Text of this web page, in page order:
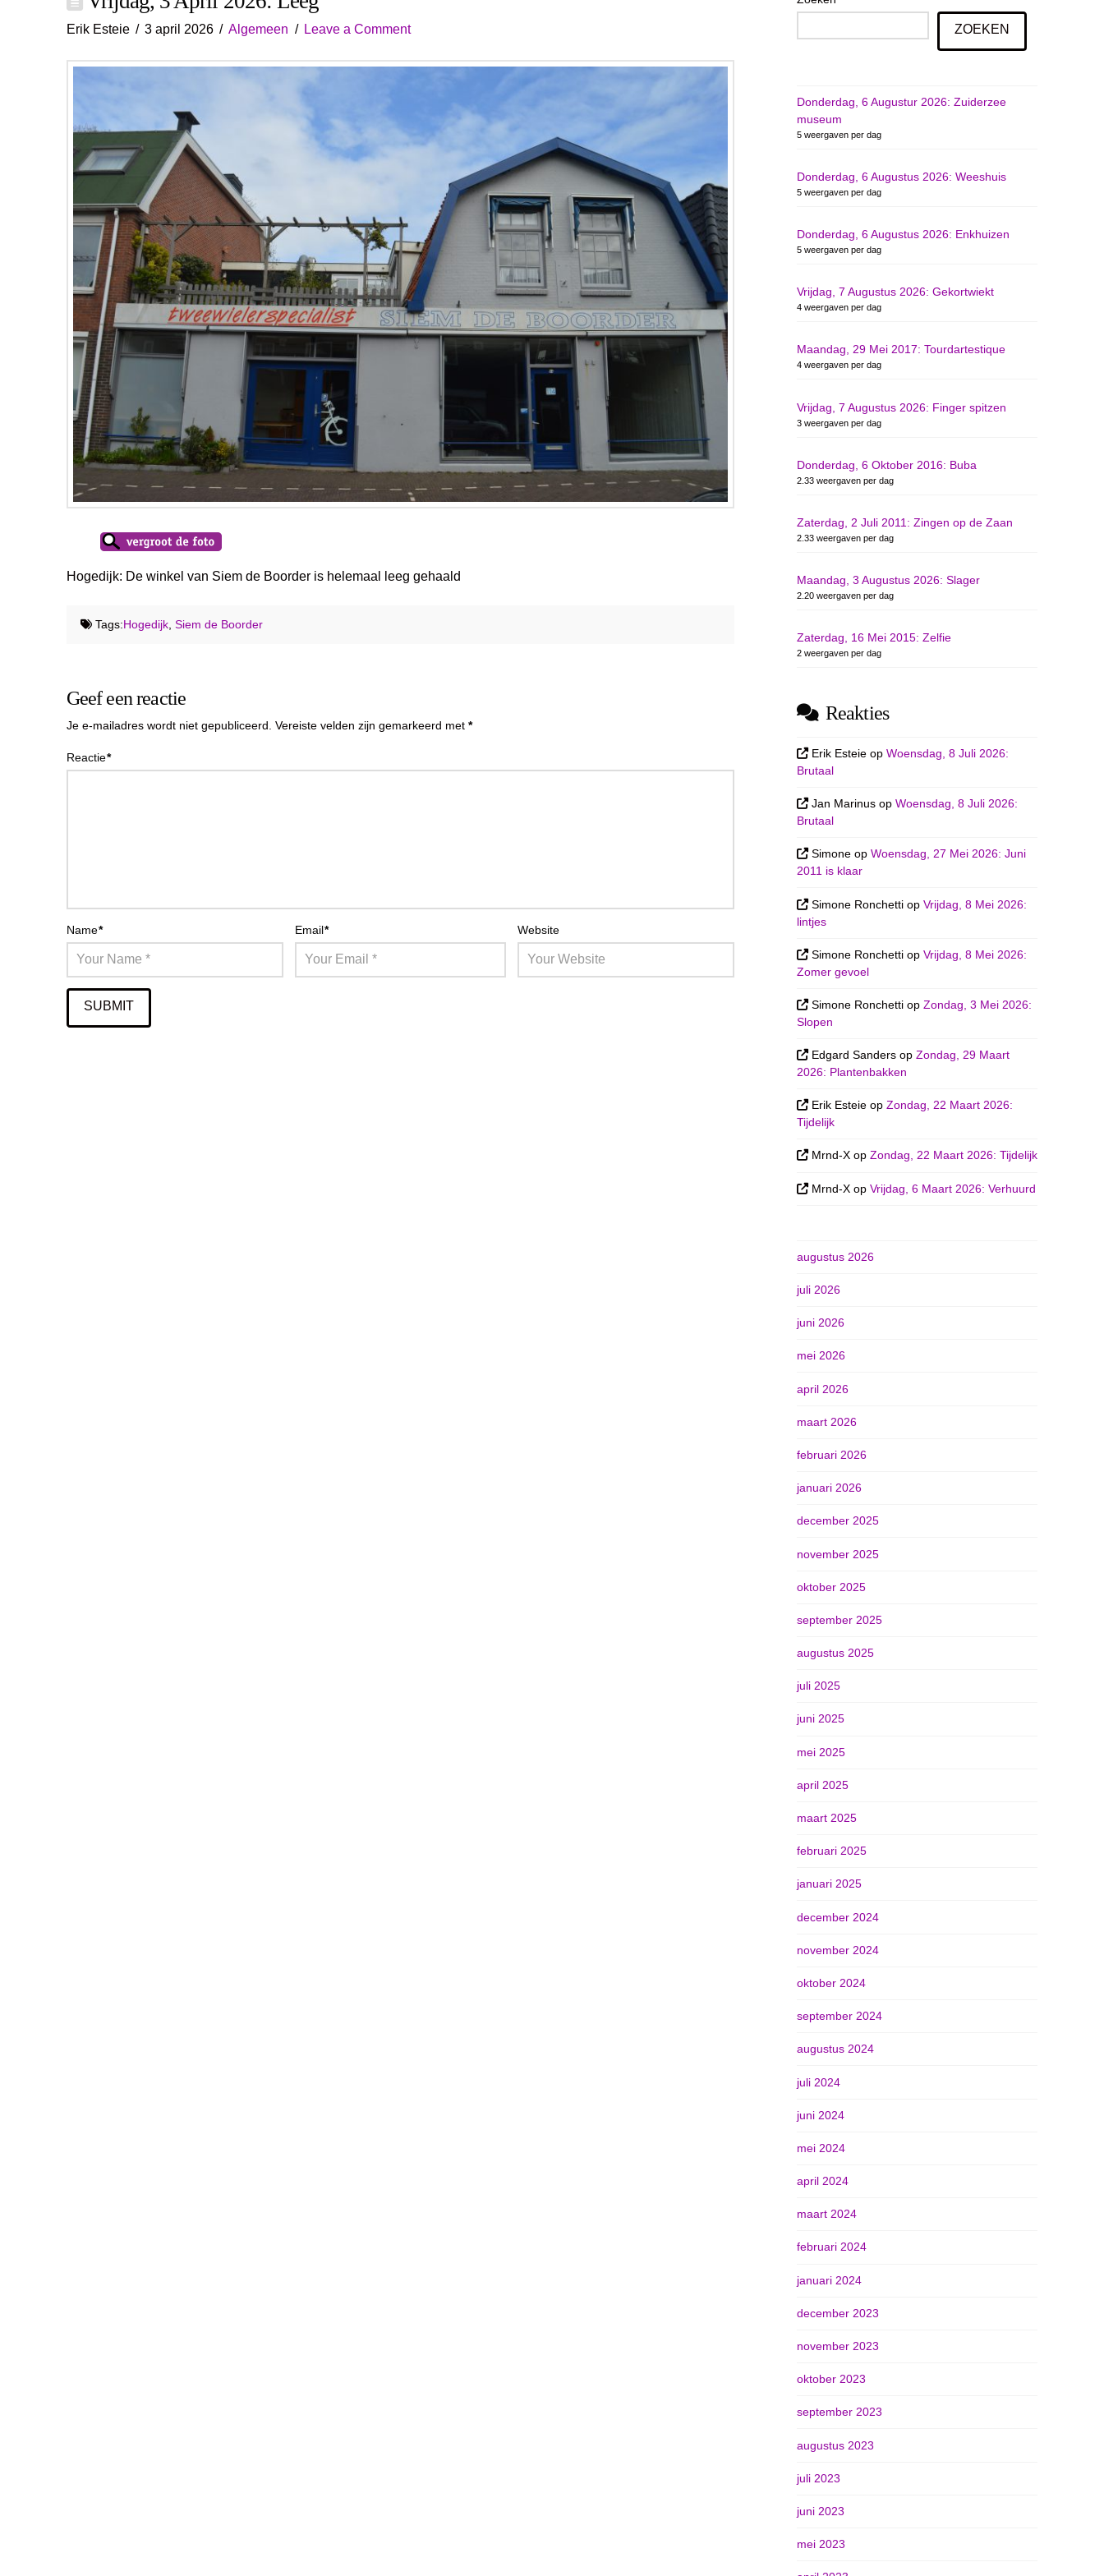
Erik Esteie 3 april 2026 Algemeen Leave a Comment
Hogedijk: De winkel van Siem de Boorder is helemaal leeg gehaald
Tags:Hogedijk,Siem de Boorder
Geef een reactie
Je e-mailadres wordt niet gepubliceerd. Vereiste velden zijn gemarkeerd met *
Reactie*
Name* Email* Website
ZOEKEN
Donderdag, 6 Augustur 2026: Zuiderzee
museum
5 weergaven per dag
Donderdag, 6 Augustus 2026: Weeshuis
5 weergaven per dag
Donderdag, 6 Augustus 2026: Enkhuizen
5 weergaven per dag
Vrijdag, 7 Augustus 2026: Gekortwiekt
4 weergaven per dag
Maandag, 29 Mei 2017: Tourdartestique
4 weergaven per dag
Vrijdag, 7 Augustus 2026: Finger spitzen
3 weergaven per dag
Donderdag, 6 Oktober 2016: Buba
2.33 weergaven per dag
Zaterdag, 2 Juli 2011: Zingen op de Zaan
2.33 weergaven per dag
Maandag, 3 Augustus 2026: Slager
2.20 weergaven per dag
Zaterdag, 16 Mei 2015: Zelfie
2 weergaven per dag
Reakties
Erik Esteie opWoensdag, 8 Juli 2026:
Brutaal
Jan Marinus opWoensdag, 8 Juli 2026:
Brutaal
Simone opWoensdag, 27 Mei 2026: Juni
2011 is klaar
Simone Ronchetti opVrijdag, 8 Mei 2026:
lintjes
Simone Ronchetti opVrijdag, 8 Mei 2026:
Zomer gevoel
Simone Ronchetti opZondag, 3 Mei 2026:
Slopen
Edgard Sanders opZondag, 29 Maart
2026: Plantenbakken
Erik Esteie opZondag, 22 Maart 2026:
Tijdelijk
Mrnd-X opZondag, 22 Maart 2026: Tijdelijk
Mrnd-X opVrijdag, 6 Maart 2026: Verhuurd
augustus 2026
juli 2026
juni 2026
mei 2026
april 2026
maart 2026
februari 2026
januari 2026
december 2025
november 2025
oktober 2025
september 2025
augustus 2025
juli 2025
juni 2025
mei 2025
april 2025
maart 2025
februari 2025
januari 2025
december 2024
november 2024
oktober 2024
september 2024
augustus 2024
juli 2024
juni 2024
mei 2024
april 2024
maart 2024
februari 2024
januari 2024
december 2023
november 2023
oktober 2023
september 2023
augustus 2023
juli 2023
juni 2023
mei 2023